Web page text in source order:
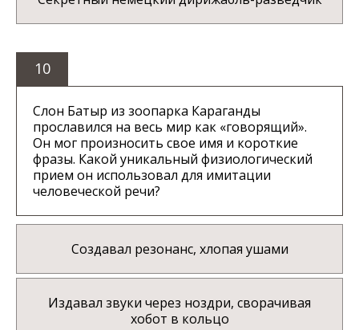
10
Слон Батыр из зоопарка Караганды
прославился на весь мир как «говорящий».
Он мог произносить свое имя и короткие
фразы. Какой уникальный физиологический
прием он использовал для имитации
человеческой речи?
Создавал резонанс, хлопая ушами
Издавал звуки через ноздри, сворачивая
хобот в кольцо